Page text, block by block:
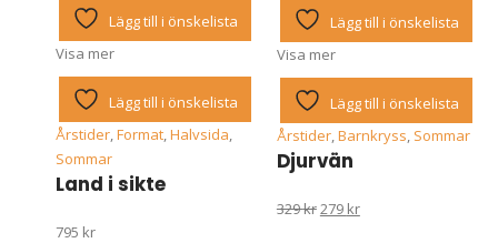
Lägg till i önskelista
Visa mer
Lägg till i önskelista
Årstider, Format, Halvsida
Sommar
Land i sikte
795 kr
Lägg till i önskelista
Visa mer
Lägg till i önskelista
Årstider,Barnkryss, Sommar
Djurvän
329krDet
279 krDet